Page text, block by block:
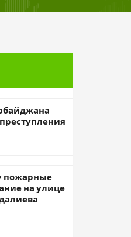
пожарные
на улице